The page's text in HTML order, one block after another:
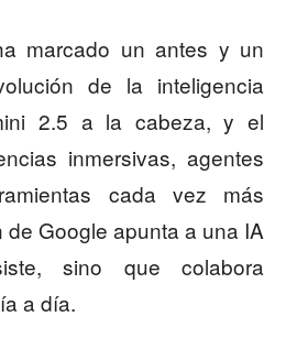
marcado un antes y un
de la inteligencia
2.5 a la cabeza, y el
inmersivas, agentes
cada vez más
Google apunta a una IA
sino que colabora
a día.